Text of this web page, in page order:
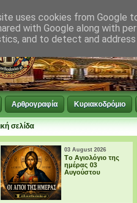
Αρθρογραφία Κυριακοδρόμιο
σελίδα
03 August 2026
Tο Αγιολόγιο της
ημέρας 03
Αυγούστου
uses cookies from Google
with Google along with
and to detect and address